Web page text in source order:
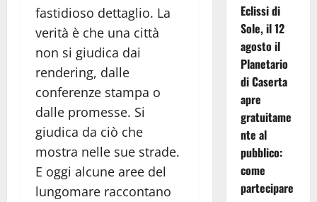
fastidioso dettaglio. La
verità è che una città
non si giudica dai
rendering, dalle
conferenze stampa o
dalle promesse. Si
giudica da ciò che
mostra nelle sue strade.
E oggi alcune aree del
lungomare raccontano
Eclissi di
Sole, il 12
agosto il
Planetario
di Caserta
apre
gratuitame
nte al
pubblico:
come
partecipare